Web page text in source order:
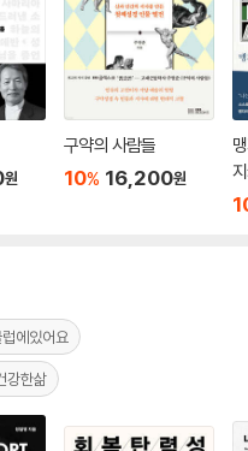
원
구약의 사람들
10% 16,200원
에있어요
강한삶